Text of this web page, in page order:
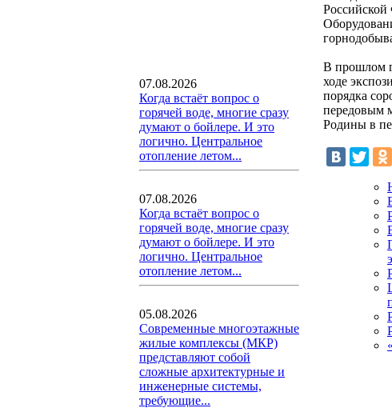
07.08.2026
Когда встаёт вопрос о
горячей воде, многие сразу
думают о бойлере. И это
логично. Центральное
отопление летом...
07.08.2026
Когда встаёт вопрос о
горячей воде, многие сразу
думают о бойлере. И это
логично. Центральное
отопление летом...
05.08.2026
Современные многоэтажные
жилые комплексы (МКР)
представляют собой
сложные архитектурные и
инженерные системы,
требующие...
Российской
В прошлом
ходе
порядка
передовым
Родины в